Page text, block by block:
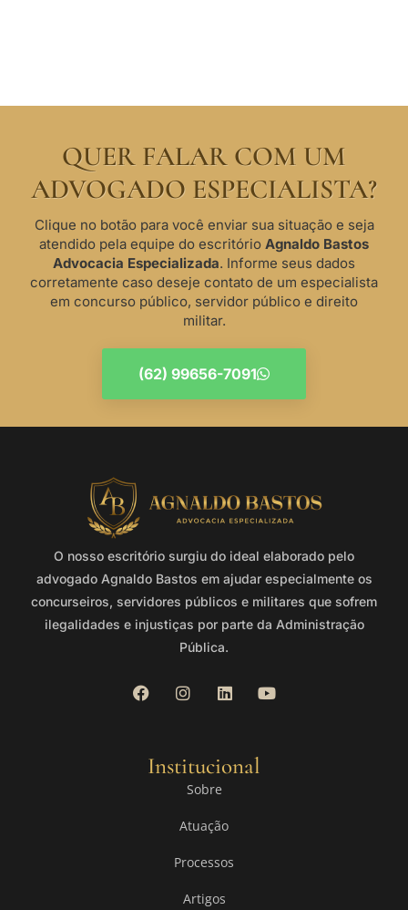
QUER FALAR COM UM
ADVOGADO ESPECIALISTA?
Clique no botão para você enviar sua situação e seja
atendido pela equipe do escritório Agnaldo Bastos
Advocacia Especializada. Informe seus dados
corretamente caso deseje contato de um especialista
em concurso público, servidor público e direito
militar.
(62) 99656-7091
O nosso escritório surgiu do ideal elaborado pelo
advogado Agnaldo Bastos em ajudar especialmente os
concurseiros, servidores públicos e militares que sofrem
ilegalidades e injustiças por parte da Administração
Pública.
Institucional
Sobre
Atuação
Processos
Artigos